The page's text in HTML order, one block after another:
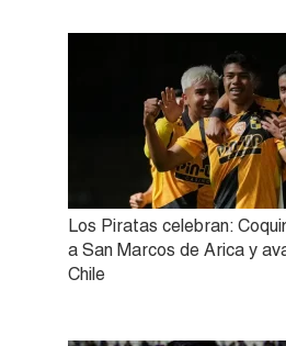
Los Piratas celebran:
a San Marcos de Arica y
Chile